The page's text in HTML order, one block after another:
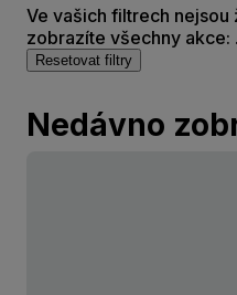
Ve vašich filtrech nejsou
zobrazíte všechny akce: .
Resetovat filtry
Nedávno